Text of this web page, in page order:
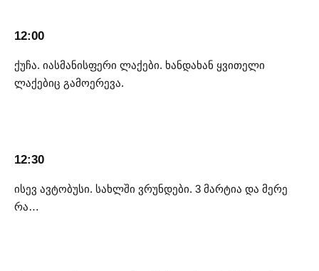
12:00
ქუჩა. იასმანისფერი ლაქები. ხანდახან ყვითელი
ლაქებიც გამოერევა.
12:30
ისევ ავტობუსი. სახლში ვრუნდები. 3 მარტია და მერე
რა…